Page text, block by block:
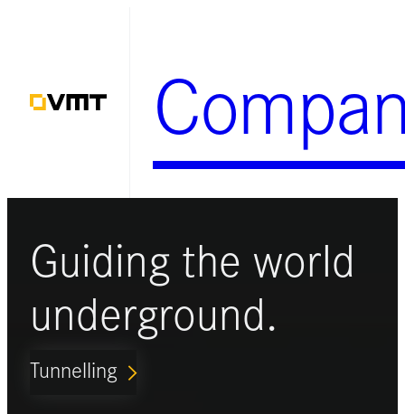
springen
Guiding the world
underground.
Tunnelling ARROW_FORWARD_IOS